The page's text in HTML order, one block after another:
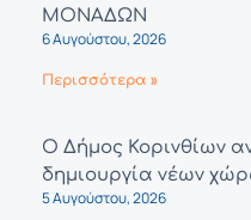
ΜΟΝΑΔΩΝ
6 Αυγούστου, 2026
Περισσότερα »
Ο Δήμος Κορινθίων
δημιουργία νέων
5 Αυγούστου, 2026